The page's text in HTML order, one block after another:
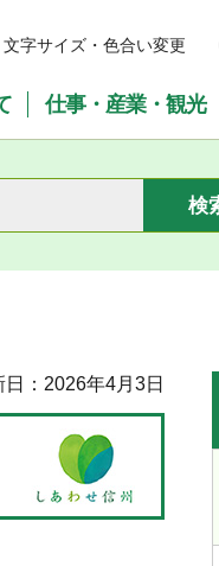
文字サイズ・色合い変更
仕事・産業・観光
日：2026年4月3日